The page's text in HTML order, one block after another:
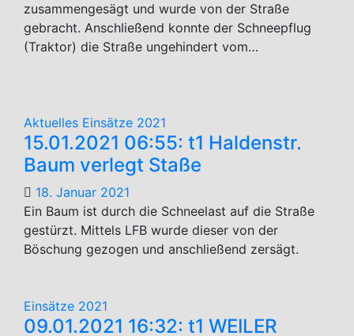
zusammengesägt und wurde von der Straße
gebracht. Anschließend konnte der Schneepflug
(Traktor) die Straße ungehindert vom…
Aktuelles Einsätze 2021
15.01.2021 06:55: t1 Haldenstr.
Baum verlegt Staße
18. Januar 2021
Ein Baum ist durch die Schneelast auf die Straße
gestürzt. Mittels LFB wurde dieser von der
Böschung gezogen und anschließend zersägt.
Einsätze 2021
09.01.2021 16:32: t1 WEILER